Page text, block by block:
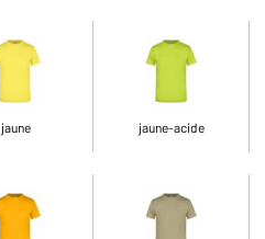
jaune jaune-acide